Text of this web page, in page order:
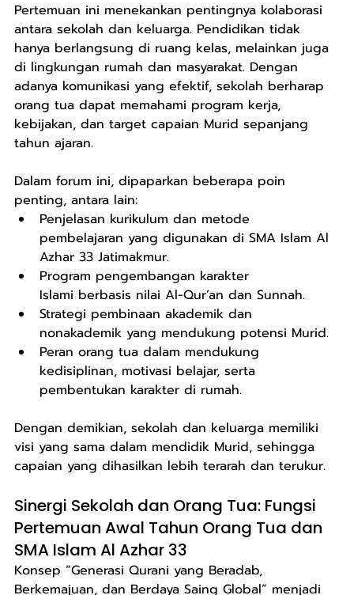
Pertemuan ini menekankan pentingnya kolaborasi
antara sekolah dan keluarga. Pendidikan tidak
hanya berlangsung di ruang kelas, melainkan juga
di lingkungan rumah dan masyarakat. Dengan
adanya komunikasi yang efektif, sekolah berharap
orang tua dapat memahami program kerja,
kebijakan, dan target capaian Murid sepanjang
tahun ajaran.
Dalam forum ini, dipaparkan beberapa poin
penting, antara lain:
Penjelasan kurikulum dan metode
pembelajaran yang digunakan di SMA Islam Al
Azhar 33 Jatimakmur.
Program pengembangan karakter
Islami berbasis nilai Al-Qur’an dan Sunnah.
Strategi pembinaan akademik dan
nonakademik yang mendukung potensi Murid.
Peran orang tua dalam mendukung
kedisiplinan, motivasi belajar, serta
pembentukan karakter di rumah.
Dengan demikian, sekolah dan keluarga memiliki
visi yang sama dalam mendidik Murid, sehingga
capaian yang dihasilkan lebih terarah dan terukur.
Sinergi Sekolah dan Orang Tua: Fungsi
Pertemuan Awal Tahun Orang Tua dan
SMA Islam Al Azhar 33
Konsep “Generasi Qurani yang Beradab,
Berkemajuan, dan Berdaya Saing Global” menjadi